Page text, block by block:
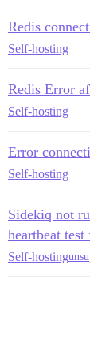
Redis
Self-hosting
Redis Error
Self-hosting
Error
Self-hosting
Sidekiq not
heartbeat
Self-hosting